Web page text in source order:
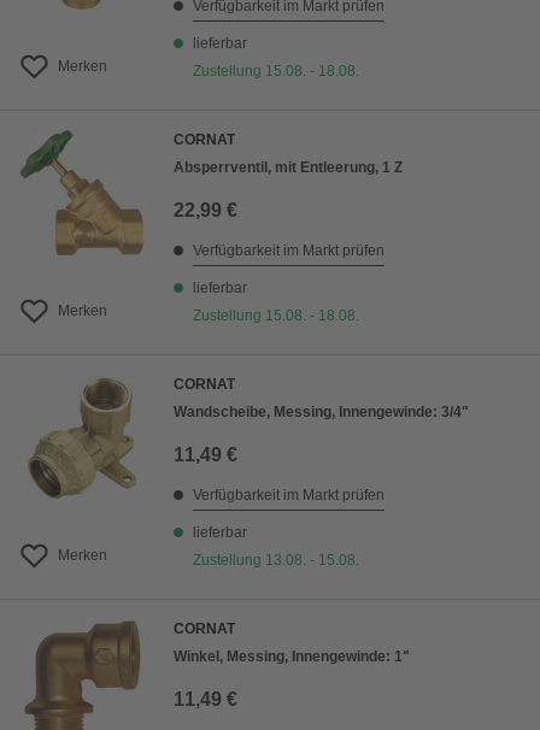
Merken
Verfügbarkeit im Markt prüfen
lieferbar
Zustellung 15.08. - 18.08.
Merken
CORNAT
Absperrventil, mit Entleerung, 1 Z
22,99 €
Verfügbarkeit im Markt prüfen
lieferbar
Zustellung 15.08. - 18.08.
Merken
CORNAT
Wandscheibe, Messing, Innengewinde: 3/4"
11,49 €
Verfügbarkeit im Markt prüfen
lieferbar
Zustellung 13.08. - 15.08.
CORNAT
Winkel, Messing, Innengewinde: 1"
11,49 €